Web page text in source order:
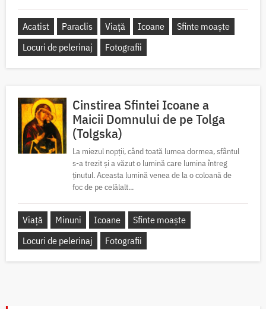
Acatist Paraclis Viață Icoane
Sfinte moaște
Locuri de pelerinaj
Fotografii
Cinstirea Sfintei Icoane a
Maicii Domnului de pe Tolga
(Tolgska)
La miezul nopții, când toată lumea dormea, sfântul
s-a trezit și a văzut o lumină care lumina întreg
ținutul. Aceasta lumină venea de la o coloană de
foc de pe celălalt...
Viață Minuni Icoane
Sfinte moaște
Locuri de pelerinaj
Fotografii